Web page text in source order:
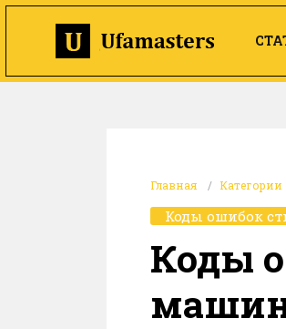
Главная Категории
Коды ошибок
Коды